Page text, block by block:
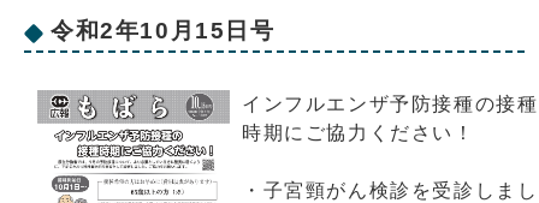
令和2年10月15日号
インフルエンザ予防接種の接種
時期にご協力ください！
・子宮頸がん検診を受診しまし